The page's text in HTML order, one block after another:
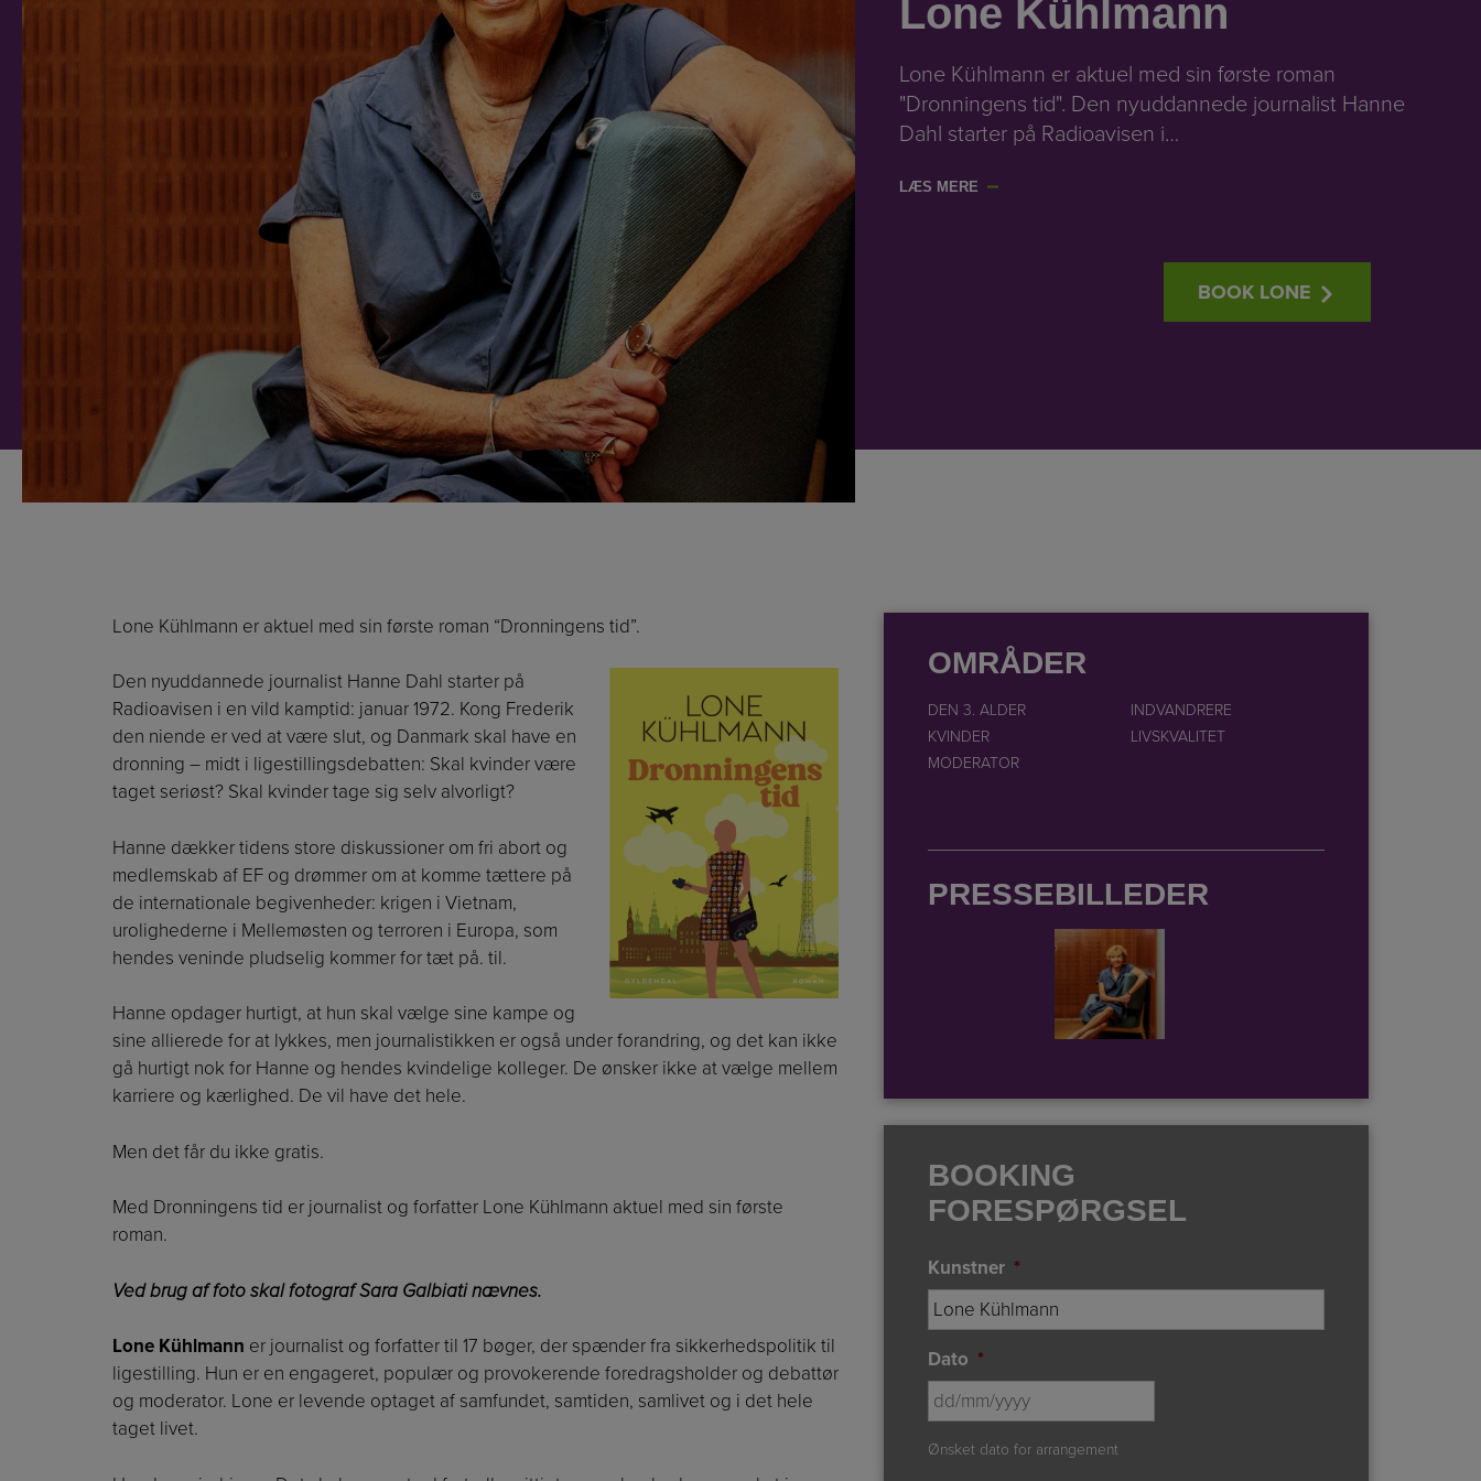
Lone Kühlmann
Lone Kühlmann er aktuel med sin første roman
"Dronningens tid". Den nyuddannede journalist Hanne
Dahl starter på Radioavisen i…
LÆS MERE
BOOK LONE
OMRÅDER
DEN 3. ALDER
INDVANDRERE
KVINDER
LIVSKVALITET
MODERATOR
PRESSEBILLEDER
BOOKING
FORESPØRGSEL
Kunstner *
Dato *
slash
Ønsket dato for arrangement
Lone Kühlmann er aktuel med sin første roman “Dronningens tid”.
Den nyuddannede journalist Hanne Dahl starter på
Radioavisen i en vild kamptid: januar 1972. Kong Frederik
den niende er ved at være slut, og Danmark skal have en
dronning – midt i ligestillingsdebatten: Skal kvinder være
taget seriøst? Skal kvinder tage sig selv alvorligt?
Hanne dækker tidens store diskussioner om fri abort og
medlemskab af EF og drømmer om at komme tættere på
de internationale begivenheder: krigen i Vietnam,
urolighederne i Mellemøsten og terroren i Europa, som
hendes veninde pludselig kommer for tæt på. til.
Hanne opdager hurtigt, at hun skal vælge sine kampe og
sine allierede for at lykkes, men journalistikken er også under forandring, og det kan ikke
gå hurtigt nok for Hanne og hendes kvindelige kolleger. De ønsker ikke at vælge mellem
karriere og kærlighed. De vil have det hele.
Men det får du ikke gratis.
Med Dronningens tid er journalist og forfatter Lone Kühlmann aktuel med sin første
roman.
Ved brug af foto skal fotograf Sara Galbiati nævnes.
Lone Kühlmann er journalist og forfatter til 17 bøger, der spænder fra sikkerhedspolitik til
ligestilling. Hun er en engageret, populær og provokerende foredragsholder og debattør
og moderator. Lone er levende optaget af samfundet, samtiden, samlivet og i det hele
taget livet.